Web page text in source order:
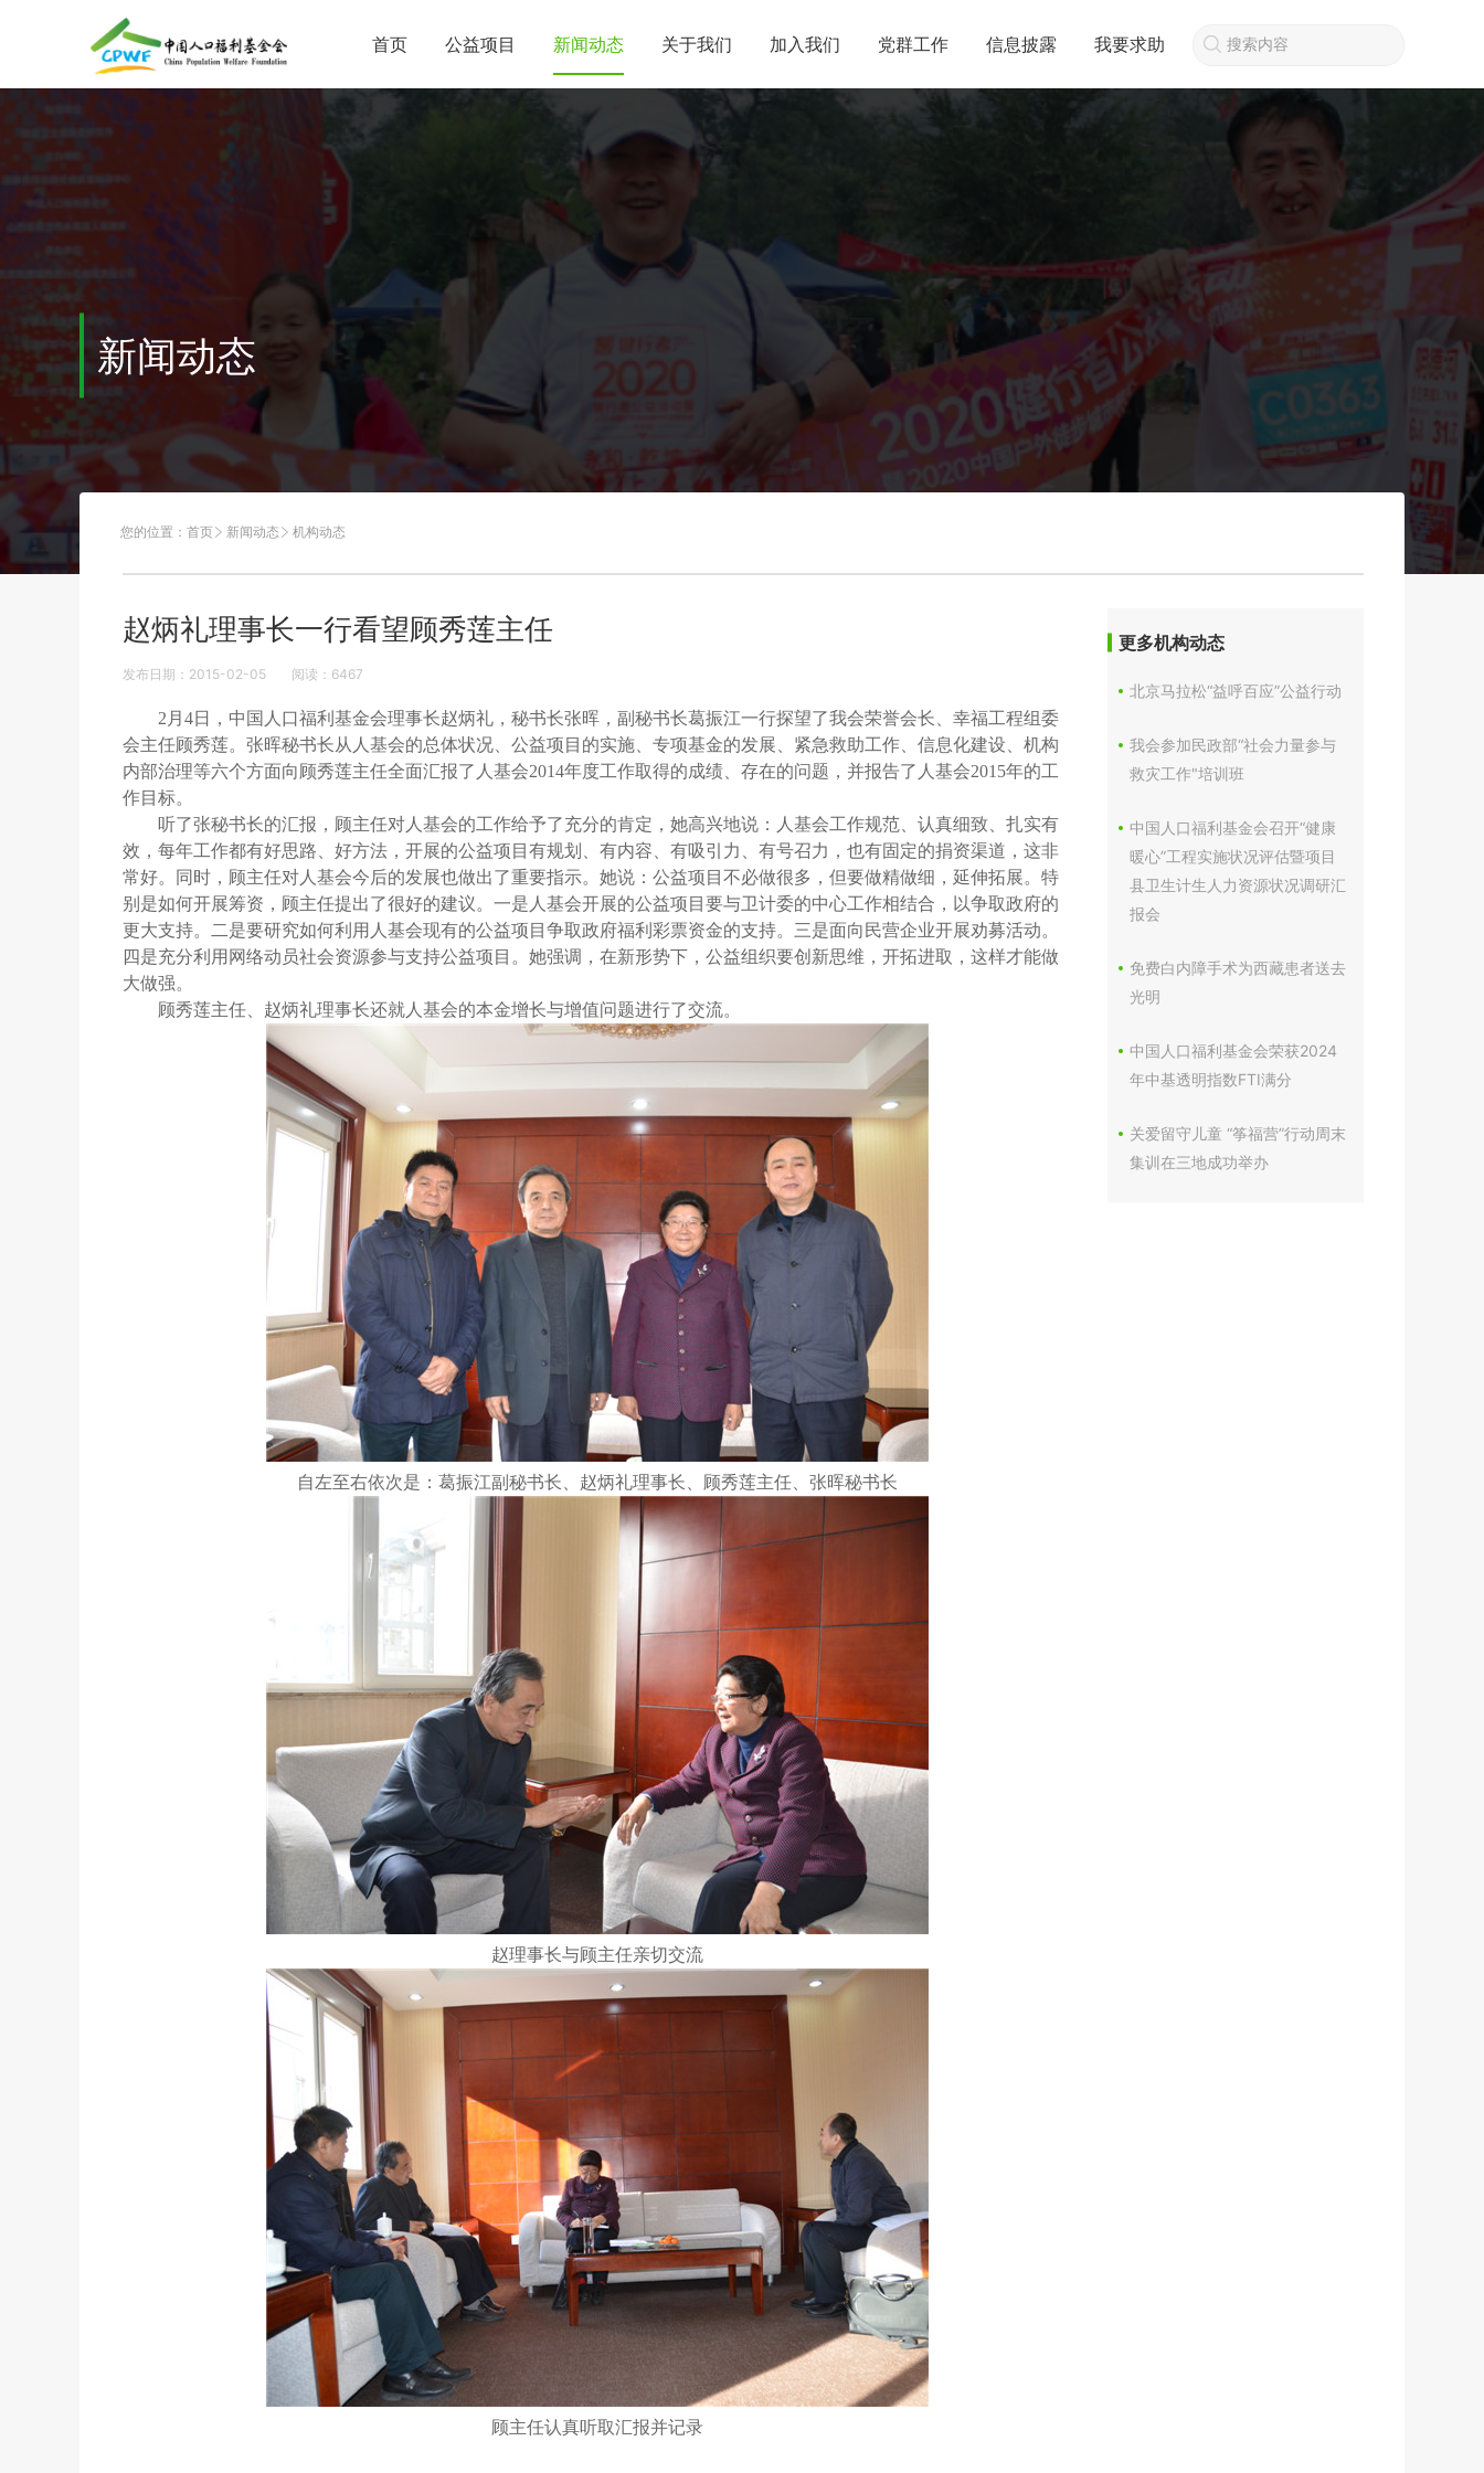
首页 公益项目 新闻动态 关于我们 加入我们 党群工作 信息披露 我要求助
新闻动态
您的位置： 首页 新闻动态 机构动态
赵炳礼理事长一行看望顾秀莲主任
发布日期：2015-02-05 阅读： 6467
2月4日，中国人口福利基金会理事长赵炳礼，秘书长张晖，副秘书长葛振江一行探望了我会荣誉会长、幸福工程组委
会主任顾秀莲。张晖秘书长从人基会的总体状况、公益项目的实施、专项基金的发展、紧急救助工作、信息化建设、机构
内部治理等六个方面向顾秀莲主任全面汇报了人基会2014年度工作取得的成绩、存在的问题，并报告了人基会2015年的工
作目标。
听了张秘书长的汇报，顾主任对人基会的工作给予了充分的肯定，她高兴地说：人基会工作规范、认真细致、扎实有
效，每年工作都有好思路、好方法，开展的公益项目有规划、有内容、有吸引力、有号召力，也有固定的捐资渠道，这非
常好。同时，顾主任对人基会今后的发展也做出了重要指示。她说：公益项目不必做很多，但要做精做细，延伸拓展。特
别是如何开展筹资，顾主任提出了很好的建议。一是人基会开展的公益项目要与卫计委的中心工作相结合，以争取政府的
更大支持。二是要研究如何利用人基会现有的公益项目争取政府福利彩票资金的支持。三是面向民营企业开展劝募活动。
四是充分利用网络动员社会资源参与支持公益项目。她强调，在新形势下，公益组织要创新思维，开拓进取，这样才能做
大做强。
顾秀莲主任、赵炳礼理事长还就人基会的本金增长与增值问题进行了交流。
自左至右依次是：葛振江副秘书长、赵炳礼理事长、顾秀莲主任、张晖秘书长
赵理事长与顾主任亲切交流
顾主任认真听取汇报并记录
更多机构动态
北京马拉松“益呼百应”公益行动
我会参加民政部“社会力量参与
救灾工作"培训班
中国人口福利基金会召开“健康
暖心”工程实施状况评估暨项目
县卫生计生人力资源状况调研汇
报会
免费白内障手术为西藏患者送去
光明
中国人口福利基金会荣获2024
年中基透明指数FTI满分
关爱留守儿童 “筝福营”行动周末
集训在三地成功举办